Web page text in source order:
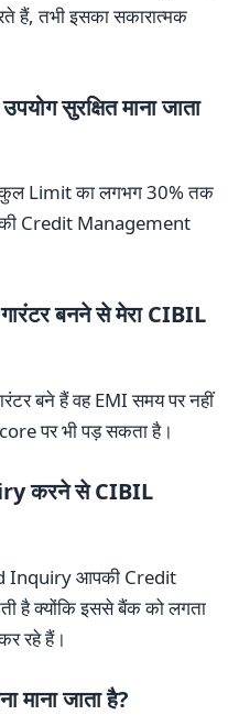
हैं, तभी इसका सकारात्मक
सुरक्षित माना जाता
कुल Limit का लगभग 30% तक
Credit Management
बनने से मेरा CIBIL
बने हैं वह EMI समय पर नहीं
पर भी पड़ सकता है।
करने से CIBIL
Inquiry आपकी Credit
है क्योंकि इससे बैंक को लगता
रहे हैं।
जाता है?